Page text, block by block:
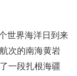
世界海洋日到来
次的南海黄岩
一段扎根海疆